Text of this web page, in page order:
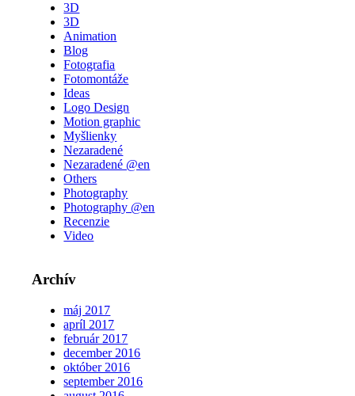
3D
3D
Animation
Blog
Fotografia
Fotomontáže
Ideas
Logo Design
Motion graphic
Myšlienky
Nezaradené
Nezaradené @en
Others
Photography
Photography @en
Recenzie
Video
Archív
máj 2017
apríl 2017
február 2017
december 2016
október 2016
september 2016